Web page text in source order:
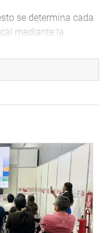
se determina cada
mediante la
febrero, o de forma
Ministerio de
antievasivas
Además de ello,
de la riqueza,
para la
de la
Amplio se